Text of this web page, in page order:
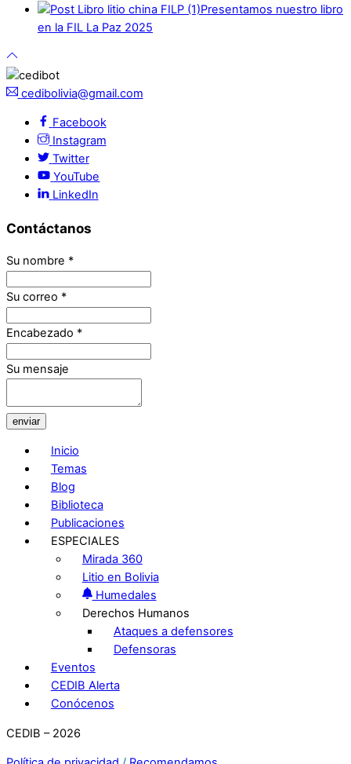
Presentamos nuestro libro
en la FIL La Paz 2025
cedibolivia@gmail.com
Facebook
Instagram
Twitter
YouTube
LinkedIn
Contáctanos
Su nombre *
Su correo *
Encabezado *
Su mensaje
enviar
Inicio
Temas
Blog
Biblioteca
Publicaciones
ESPECIALES
Mirada 360
Litio en Bolivia
Humedales
Derechos Humanos
Ataques a defensores
Defensoras
Eventos
CEDIB Alerta
Conócenos
CEDIB – 2026